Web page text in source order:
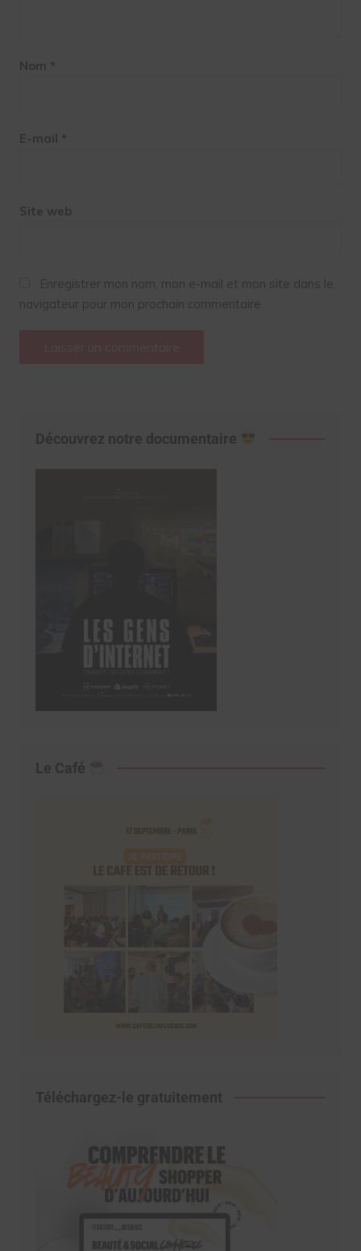
Nom *
E-mail *
Site web
Enregistrer mon nom, mon e-mail et mon site dans le
navigateur pour mon prochain commentaire.
Découvrez notre documentaire
Le Café
Téléchargez-le gratuitement